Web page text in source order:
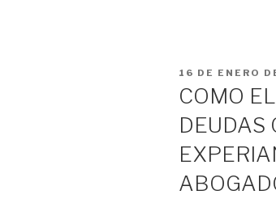
PUBLICADO
16 DE ENERO
COMO
DEUDAS